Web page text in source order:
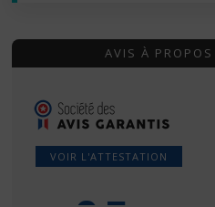
AVIS À
VOIR L'ATTESTATION